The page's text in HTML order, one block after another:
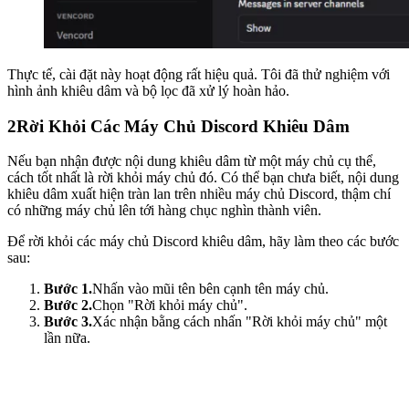
Thực tế, cài đặt này hoạt động rất hiệu quả. Tôi đã thử nghiệm với
hình ảnh khiêu dâm và bộ lọc đã xử lý hoàn hảo.
2Rời Khỏi Các Máy Chủ Discord Khiêu Dâm
Nếu bạn nhận được nội dung khiêu dâm từ một máy chủ cụ thể,
cách tốt nhất là rời khỏi máy chủ đó. Có thể bạn chưa biết, nội dung
khiêu dâm xuất hiện tràn lan trên nhiều máy chủ Discord, thậm chí
có những máy chủ lên tới hàng chục nghìn thành viên.
Để rời khỏi các máy chủ Discord khiêu dâm, hãy làm theo các bước
sau:
Bước 1.Nhấn vào mũi tên bên cạnh tên máy chủ.
Bước 2.Chọn "Rời khỏi máy chủ".
Bước 3.Xác nhận bằng cách nhấn "Rời khỏi máy chủ" một
lần nữa.